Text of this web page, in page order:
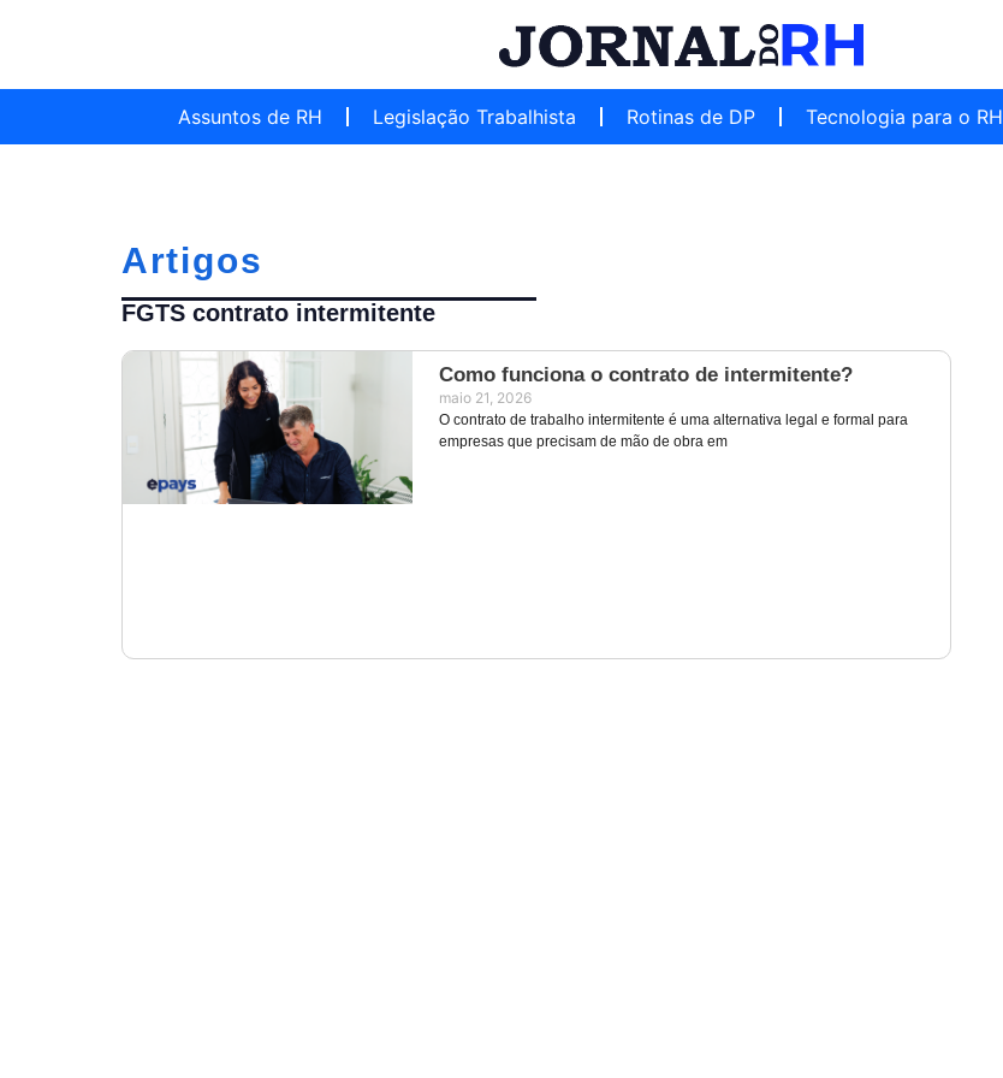
Assuntos de RH Legislação Trabalhista Rotinas de DP Tecnologia para o RH
Artigos
FGTS contrato intermitente
Como funciona o contrato de intermitente?
maio 21, 2026
O contrato de trabalho intermitente é uma alternativa legal e formal para
empresas que precisam de mão de obra em